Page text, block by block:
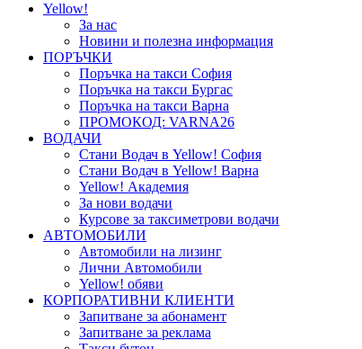
Yellow!
За нас
Новини и полезна информация
ПОРЪЧКИ
Поръчка на такси София
Поръчка на такси Бургас
Поръчка на такси Варна
ПРОМОКОД: VARNA26
ВОДАЧИ
Стани Водач в Yellow! София
Стани Водач в Yellow! Варна
Yellow! Академия
За нови водачи
Курсове за таксиметрови водачи
АВТОМОБИЛИ
Автомобили на лизинг
Лични Автомобили
Yellow! обяви
КОРПОРАТИВНИ КЛИЕНТИ
Запитване за абонамент
Запитване за реклама